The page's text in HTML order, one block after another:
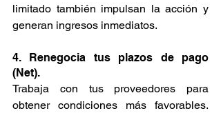
limitado también impulsan la acción y
generan ingresos inmediatos.
4. Renegocia tus plazos de pago
(Net).
Trabaja con tus proveedores para
obtener condiciones más favorables.